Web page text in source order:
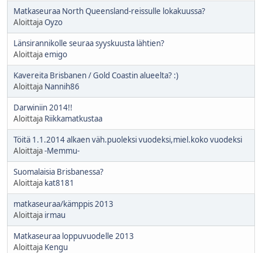
Matkaseuraa North Queensland-reissulle lokakuussa?
AloittajaOyzo
Länsirannikolle seuraa syyskuusta lähtien?
Aloittajaemigo
Kavereita Brisbanen / Gold Coastin alueelta? :)
Aloittaja Nannih86
Darwiniin 2014!!
Aloittaja Riikkamatkustaa
Töitä 1.1.2014 alkaen väh.puoleksi vuodeksi,miel.koko vuodeksi
Aloittaja-Memmu-
Suomalaisia Brisbanessa?
Aloittaja kat8181
matkaseuraa/kämppis 2013
Aloittaja irmau
Matkaseuraa loppuvuodelle 2013
Aloittaja Kengu